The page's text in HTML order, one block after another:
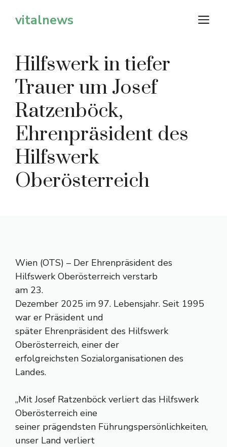
Inhaltvitalnews
Hilfswerk in tiefer
Trauer um Josef
Ratzenböck,
Ehrenpräsident des
Hilfswerk
Oberösterreich
Wien (OTS) – Der Ehrenpräsident des
Hilfswerk Oberösterreich verstarb
am 23.
Dezember 2025 im 97. Lebensjahr. Seit 1995
war er Präsident und
später Ehrenpräsident des Hilfswerk
Oberösterreich, einer der
erfolgreichsten Sozialorganisationen des
Landes.
„Mit Josef Ratzenböck verliert das Hilfswerk
Oberösterreich eine
seiner prägendsten Führungspersönlichkeiten,
unser Land verliert